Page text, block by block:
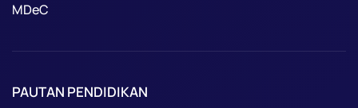
MDeC
PAUTAN PENDIDIKAN